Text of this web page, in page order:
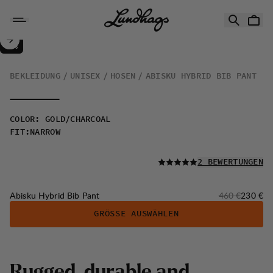
Abisku Hybrid Bib Pant
VERKAUF
50%
BEKLEIDUNG UNISEX HOSEN ABISKU HYBRID BIB PANT
COLOR : GOLD/CHARCOAL
FIT: NARROW
LESEN SIE ALLE
2 BEWERTUNGEN
Abisku Hybrid Bib Pant Originalpreis:
460 €230 €
GRÖSSE AUSWÄHLEN